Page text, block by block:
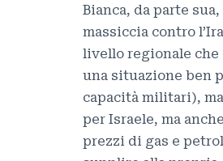
Bianca, da parte
massiccia contro
livello regionale che
una situazione ben
capacità militari),
per Israele, ma
prezzi di gas e